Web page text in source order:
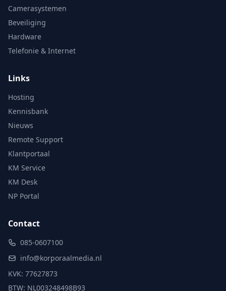
Camerasystemen
Beveiliging
Hardware
Telefonie & Internet
Links
Hosting
Kennisbank
Nieuws
Remote Support
Klantportaal
KM Service
KM Desk
NP Portal
Contact
085-0607100
info@korporaalmedia.nl
KVK: 77627873
BTW: NL003248498B93